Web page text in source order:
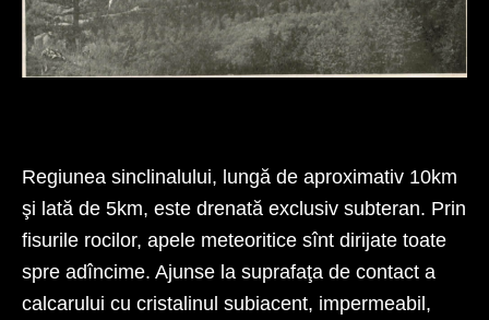
Regiunea sinclinalului, lungă de aproximativ 10km
şi lată de 5km, este drenată exclusiv subteran. Prin
fisurile rocilor, apele meteoritice sînt dirijate toate
spre adîncime. Ajunse la suprafaţa de contact a
calcarului cu cristalinul subiacent, imper­meabil,